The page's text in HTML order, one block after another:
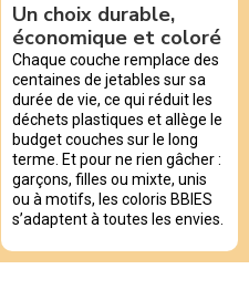
Un choix durable,
économique et coloré
Chaque couche remplace des
centaines de jetables sur sa
durée de vie, ce qui réduit les
déchets plastiques et allège le
budget couches sur le long
terme. Et pour ne rien gâcher :
garçons, filles ou mixte, unis
ou à motifs, les coloris BBIES
s’adaptent à toutes les envies.